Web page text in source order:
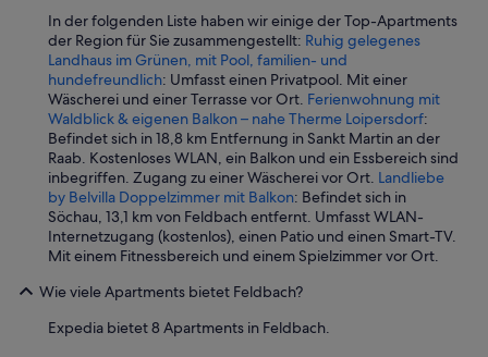
In der folgenden Liste haben wir einige der Top-Apartments
der Region für Sie zusammengestellt: Ruhig gelegenes
Landhaus im Grünen, mit Pool, familien- und
hundefreundlich: Umfasst einen Privatpool. Mit einer
Wäscherei und einer Terrasse vor Ort. Ferienwohnung mit
Waldblick & eigenen Balkon – nahe Therme Loipersdorf:
Befindet sich in 18,8 km Entfernung in Sankt Martin an der
Raab. Kostenloses WLAN, ein Balkon und ein Essbereich sind
inbegriffen. Zugang zu einer Wäscherei vor Ort. Landliebe
by Belvilla Doppelzimmer mit Balkon: Befindet sich in
Söchau, 13,1 km von Feldbach entfernt. Umfasst WLAN-
Internetzugang (kostenlos), einen Patio und einen Smart-TV.
Mit einem Fitnessbereich und einem Spielzimmer vor Ort.
Wie viele Apartments bietet Feldbach?
Expedia bietet 8 Apartments in Feldbach.